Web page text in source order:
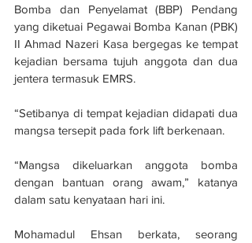
Bomba dan Penyelamat (BBP) Pendang
yang diketuai Pegawai Bomba Kanan (PBK)
II Ahmad Nazeri Kasa bergegas ke tempat
kejadian bersama tujuh anggota dan dua
jentera termasuk EMRS.
“Setibanya di tempat kejadian didapati dua
mangsa tersepit pada fork lift berkenaan.
“Mangsa dikeluarkan anggota bomba
dengan bantuan orang awam,” katanya
dalam satu kenyataan hari ini.
Mohamadul Ehsan berkata, seorang